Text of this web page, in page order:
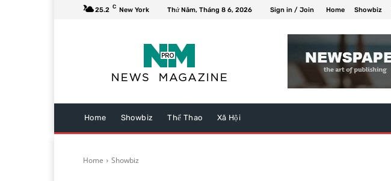
25.2 C New York Thứ Năm, Tháng 8 6, 2026 Sign in / Join Home Showbiz
Home Showbiz Thể Thao Xã Hội
Home Showbiz